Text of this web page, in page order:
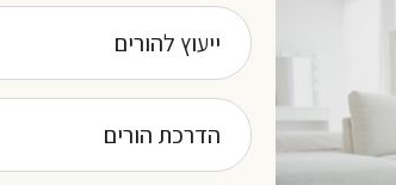
ייעוץ להורים
הדרכת הורים